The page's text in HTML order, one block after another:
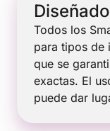
Todos los
para tipos de
que se
exactas. El
puede dar